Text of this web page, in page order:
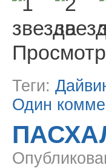
Теги:
Один